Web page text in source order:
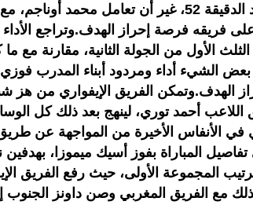
للفريق البيضاوي، في حدود الدقيقة 52، غير أن تعامل
فريقه فرصة إحراز الهدف.وتراجع
الأول من الجولة الثانية، مقارنة مع
الشيء أداء ومردود أبناء المدرب فوزي
الهدف.وتمكن الفريق الإيفواري من هز
68 عن طريق اللاعب أحمد توري، لينهج بعد ذلك كل
في الأنفاس الأخيرة من المواجهة عن
المباراة بفوز أسيك ميموزا، بهدفين
المجموعة الأولى، حيث رفع الفريق
مع الفريق المغربي وصن داونز الجنوب